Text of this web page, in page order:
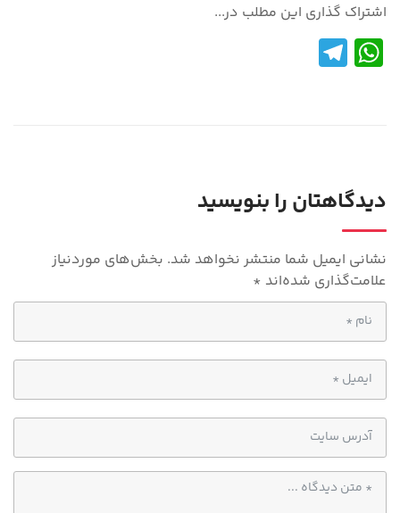
اشتراک گذاری این مطلب در...
W
h
p
p
دیدگاهتان را بنویسید
نشانی ایمیل شما منتشر نخواهد شد. بخش‌های موردنیاز
علامت‌گذاری شده‌اند *